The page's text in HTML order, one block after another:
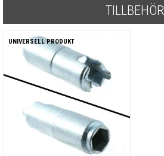
TILLBEHÖR
UNIVERSELL PRODUKT